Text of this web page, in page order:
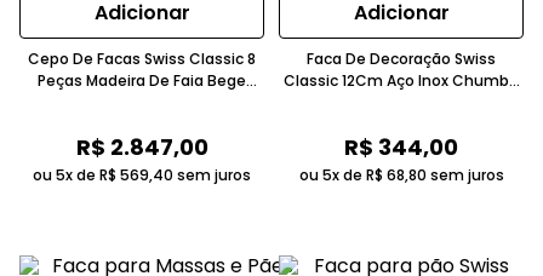
Adicionar
Cepo De Facas Swiss Classic 8
Peças Madeira De Faia Bege
R$ 2.847,00
ou 5x de R$ 569,40 sem juros
Adicionar
Faca De Decoração Swiss
Classic 12Cm Aço Inox Chumbo
R$ 344,00
ou 5x de R$ 68,80 sem juros